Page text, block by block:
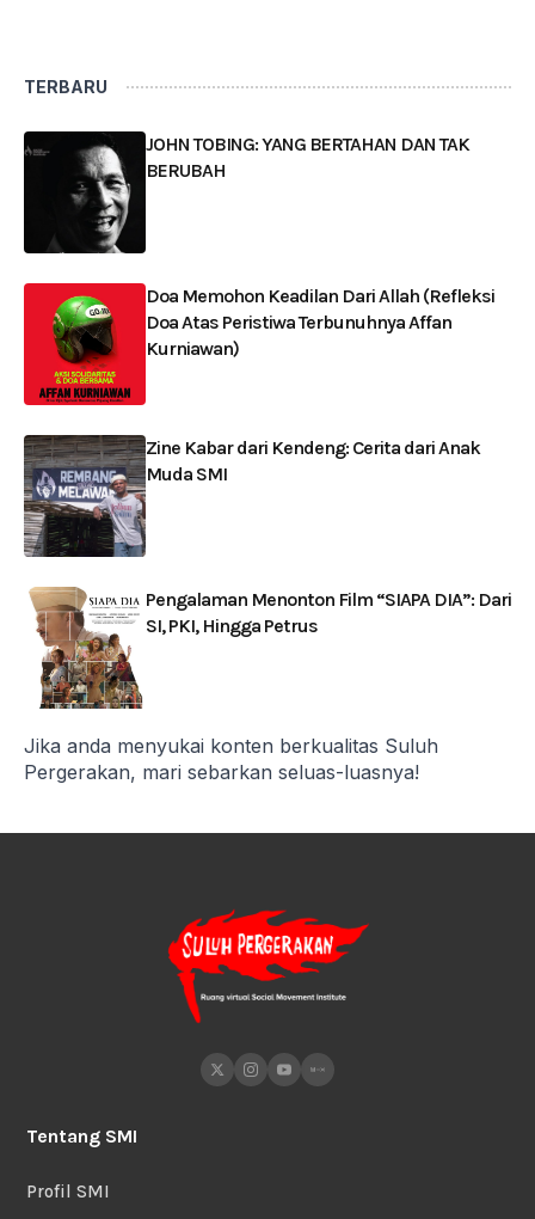
TERBARU
JOHN TOBING: YANG BERTAHAN DAN TAK
BERUBAH
Doa Memohon Keadilan Dari Allah (Refleksi
Doa Atas Peristiwa Terbunuhnya Affan
Kurniawan)
Zine Kabar dari Kendeng: Cerita dari Anak
Muda SMI
Pengalaman Menonton Film “SIAPA DIA”: Dari
SI, PKI, Hingga Petrus
Jika anda menyukai konten berkualitas Suluh
Pergerakan, mari sebarkan seluas-luasnya!
Tentang SMI
Profil SMI